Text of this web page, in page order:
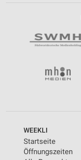
WEEKLI
Startseite
Öffnungszeiten